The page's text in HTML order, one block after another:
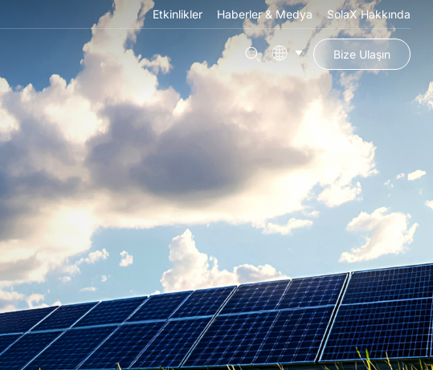
Etkinlikler Haberler & Medya SolaX Hakkında
Bize Ulaşın